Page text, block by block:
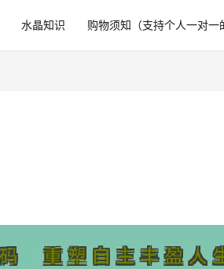
水晶知识 购物须知（支持个人一对一